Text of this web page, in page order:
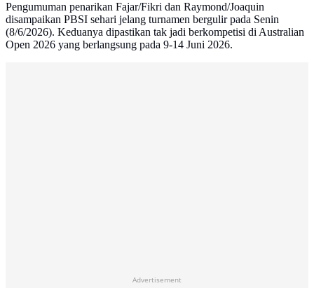
Pengumuman penarikan Fajar/Fikri dan Raymond/Joaquin
disampaikan PBSI sehari jelang turnamen bergulir pada Senin
(8/6/2026). Keduanya dipastikan tak jadi berkompetisi di Australian
Open 2026 yang berlangsung pada 9-14 Juni 2026.
Advertisement